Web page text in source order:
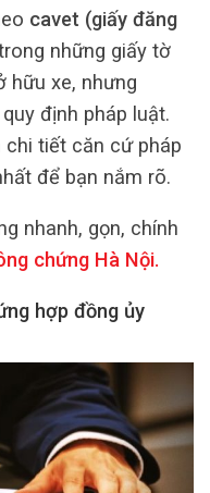
cavet (giấy đăng
những giấy tờ
hữu xe, nhưng
định pháp luật.
tiết căn cứ pháp
để bạn nắm rõ.
nhanh, gọn, chính
chứng Hà Nội.
hợp đồng ủy